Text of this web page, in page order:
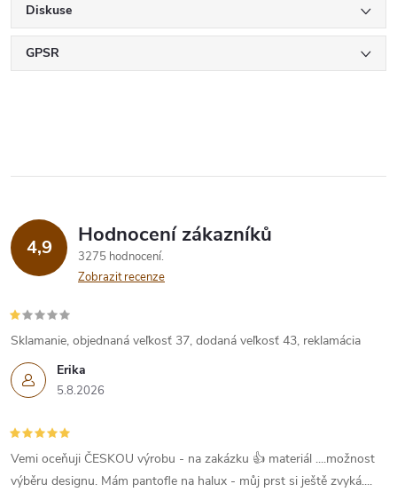
Diskuse
GPSR
4,9 Hodnocení zákazníků
3275 hodnocení
Zobrazit recenze
Erika
5.8.2026
Sklamanie, objednaná veľkosť 37, dodaná veľkosť 43, reklamácia
Vemi oceňuji ČESKOU výrobu - na zakázku 👍 materiál ....možnost
výběru designu. Mám pantofle na halux - můj prst si ještě zvyká....